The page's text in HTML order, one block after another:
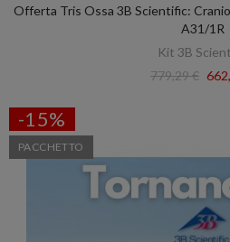
Offerta Tris Ossa 3B Scientific:
A31/1R
Kit 3B
779,29 €
-15%
PACCHETTO